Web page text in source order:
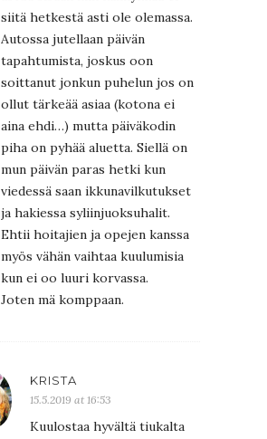
siitä hetkestä asti ole olemassa.
Autossa jutellaan päivän
tapahtumista, joskus oon
soittanut jonkun puhelun jos on
ollut tärkeää asiaa (kotona ei
aina ehdi…) mutta päiväkodin
piha on pyhää aluetta. Siellä on
mun päivän paras hetki kun
viedessä saan ikkunavilkutukset
ja hakiessa syliinjuoksuhalit.
Ehtii hoitajien ja opejen kanssa
myös vähän vaihtaa kuulumisia
kun ei oo luuri korvassa.
Joten mä komppaan.
KRISTA
15.5.2019 at 16:53
Kuulostaa hyvältä tiukalta